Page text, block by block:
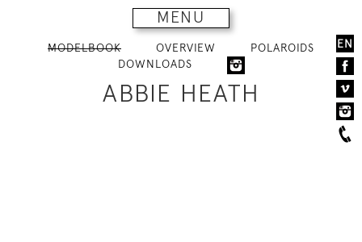
MENU
EN
MODELBOOK OVERVIEW
POLAROIDS
DOWNLOADS
ABBIE HEATH